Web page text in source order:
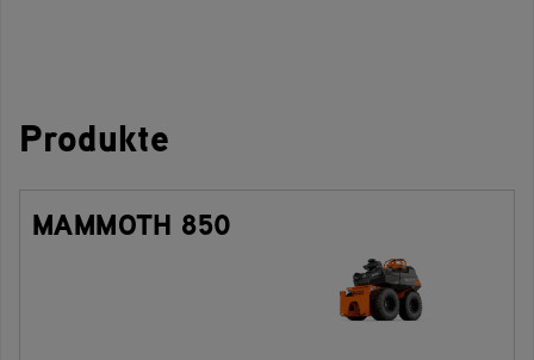
Produkte
MAMMOTH 850